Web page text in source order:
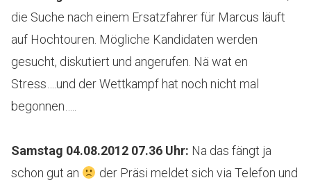
die Suche nach einem Ersatzfahrer für Marcus läuft
auf Hochtouren. Mögliche Kandidaten werden
gesucht, diskutiert und angerufen. Nä wat en
Stress….und der Wettkampf hat noch nicht mal
begonnen…..
Samstag 04.08.2012 07.36 Uhr: Na das fängt ja
schon gut an
der Präsi meldet sich via Telefon und